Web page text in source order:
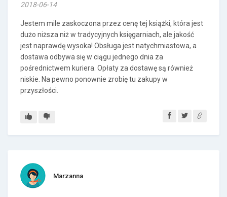
2018-06-14
Jestem mile zaskoczona przez cenę tej książki, która jest
dużo niższa niż w tradycyjnych księgarniach, ale jakość
jest naprawdę wysoka! Obsługa jest natychmiastowa, a
dostawa odbywa się w ciągu jednego dnia za
pośrednictwem kuriera. Opłaty za dostawę są również
niskie. Na pewno ponownie zrobię tu zakupy w
przyszłości.
Marzanna